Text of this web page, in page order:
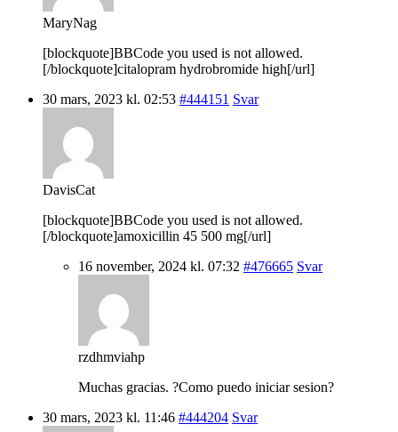
MaryNag
[blockquote]BBCode you used is not allowed.
[/blockquote]citalopram hydrobromide high[/url]
30 mars, 2023 kl. 02:53 #444151 Svar
DavisCat
[blockquote]BBCode you used is not allowed.
[/blockquote]amoxicillin 45 500 mg[/url]
16 november, 2024 kl. 07:32 #476665 Svar
rzdhmviahp
Muchas gracias. ?Como puedo iniciar sesion?
30 mars, 2023 kl. 11:46 #444204 Svar